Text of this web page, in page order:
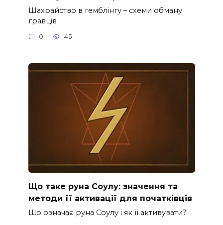
Шахрайство в гемблінгу – схеми обману
гравців
0 45
Що таке руна Соулу: значення та
методи її активації для початківців
Що означає руна Соулу і як її активувати?